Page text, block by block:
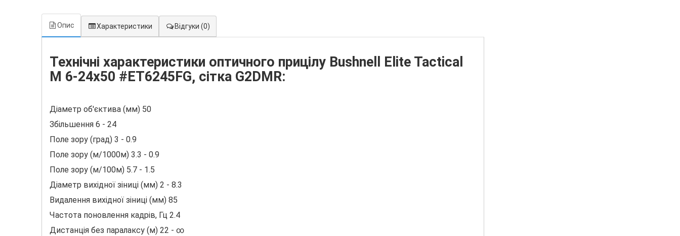
Опис Характеристики Відгуки (0)
Технічні характеристики оптичного прицілу Bushnell Elite Tactical
M 6-24x50 #ET6245FG, сітка G2DMR:
Діаметр об'єктива (мм) 50
Збільшення 6 - 24
Поле зору (град) 3 - 0.9
Поле зору (м/1000м) 3.3 - 0.9
Поле зору (м/100м) 5.7 - 1.5
Діаметр вихідної зіниці (мм) 2 - 8.3
Видалення вихідної зіниці (мм) 85
Частота поновлення кадрів, Гц 2.4
Дистанція без паралаксу (м) 22 - ∞